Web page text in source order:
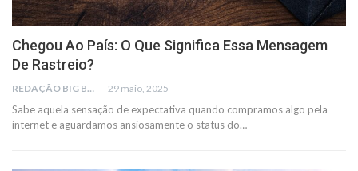
Chegou Ao País: O Que Significa Essa Mensagem
De Rastreio?
REDAÇÃO BIG BUSCA 29 maio, 2025
Sabe aquela sensação de expectativa quando compramos algo pela
internet e aguardamos ansiosamente o status do…